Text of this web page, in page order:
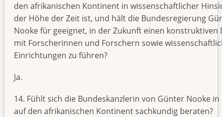
den afrikanischen Kontinent in wissenschaftlicher
der Höhe der Zeit ist, und hält die Bundesregierung
Nooke für geeignet, in der Zukunft einen konstruktiven
mit Forscherinnen und Forschern sowie
Einrichtungen zu führen?
Ja.
14. Fühlt sich die Bundeskanzlerin von Günter Nooke in
auf den afrikanischen Kontinent sachkundig beraten?